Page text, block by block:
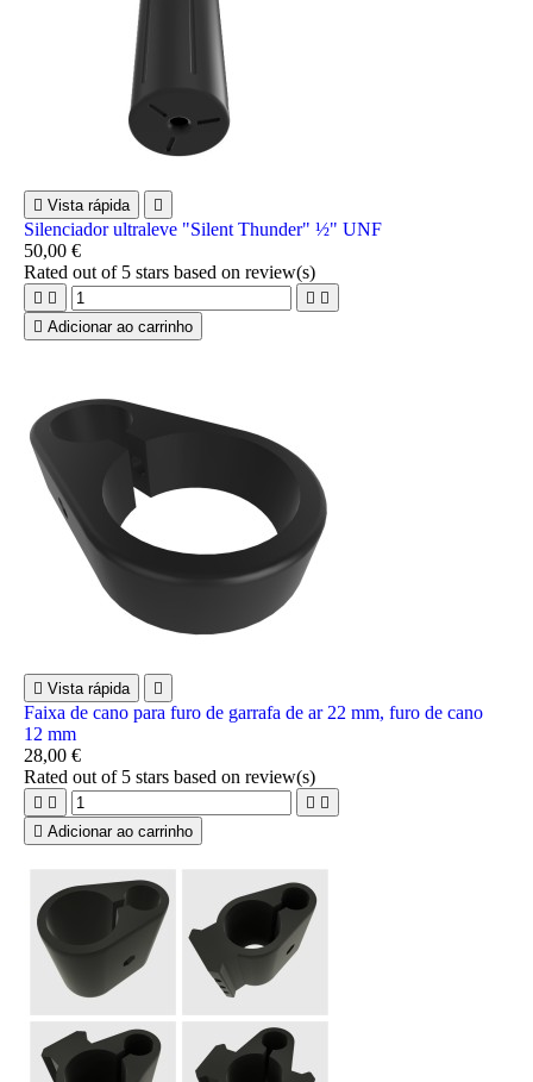
 Vista rápida 
Silenciador ultraleve "Silent Thunder" ½" UNF
50,00 €
Rated out of 5 stars based on review(s)
   
 Adicionar ao carrinho
 Vista rápida 
Faixa de cano para furo de garrafa de ar 22 mm, furo de cano
12 mm
28,00 €
Rated out of 5 stars based on review(s)
   
 Adicionar ao carrinho